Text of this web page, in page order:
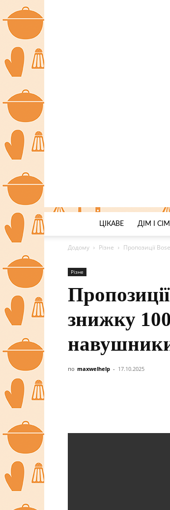
ЦІКАВЕ ДІМ І
Додому Різне Пропозиції
Різне
знижку
по maxwelhelp - 17.10.2025